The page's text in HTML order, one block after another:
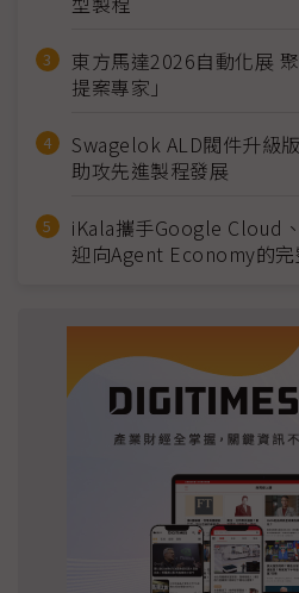
東方馬達2026自動化展
提案專家」
Swagelok ALD閥件升級
助攻先進製程發展
iKala攜手Google Cloud
迎向Agent Economy的完